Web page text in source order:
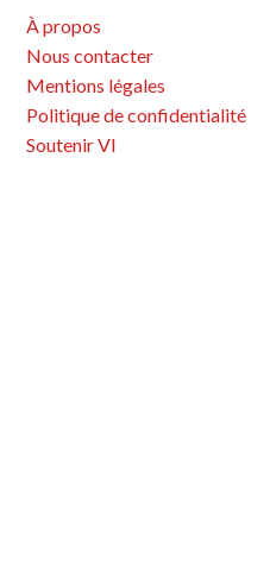
À propos
Nous contacter
Mentions légales
Politique de confidentialité
Soutenir VI